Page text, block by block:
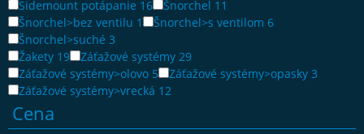
Sidemount potápanie 16 Šnorchel 11
Šnorchel>bez ventilu 1 Šnorchel>s ventilom 6
Šnorchel>suché 3
Žakety 19 Záťažové systémy 29
Záťažové systémy>olovo 5 Záťažové systémy>opasky 3
Záťažové systémy>vrecká 12
Cena